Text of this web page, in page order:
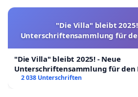
"Die Villa" bleibt
Unterschriftensammlung für
"Die Villa" bleibt 2025! - Neue
Unterschriftensammlung für den
2 038 Unterschriften